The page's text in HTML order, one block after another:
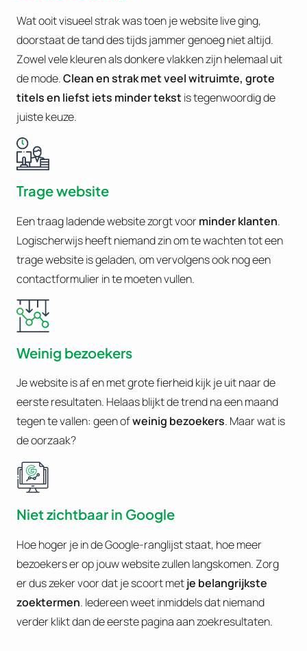
Wat ooit visueel strak was toen je website live ging,
doorstaat de tand des tijds jammer genoeg niet altijd.
Zowel vele kleuren als donkere vlakken zijn helemaal uit
de mode.Clean en strak met veel witruimte, grote
titels en liefst iets minder tekst is tegenwoordig de
juiste keuze.
Trage website
Een traag ladende website zorgt voorminder klanten.
Logischerwijs heeft niemand zin om te wachten tot een
trage website is geladen, om vervolgens ook nog een
contactformulier in te moeten vullen.
Weinig bezoekers
Je website is af en met grote fierheid kijk je uit naar de
eerste resultaten. Helaas blijkt de trend na een maand
tegen te vallen: geen ofweinig bezoekers. Maar wat is
de oorzaak?
Niet zichtbaar in Google
Hoe hoger je in de Google-ranglijst staat, hoe meer
bezoekers er op jouw website zullen langskomen. Zorg
er dus zeker voor dat je scoort metje belangrijkste
zoektermen. Iedereen weet inmiddels dat niemand
verder klikt dan de eerste pagina aan zoekresultaten.